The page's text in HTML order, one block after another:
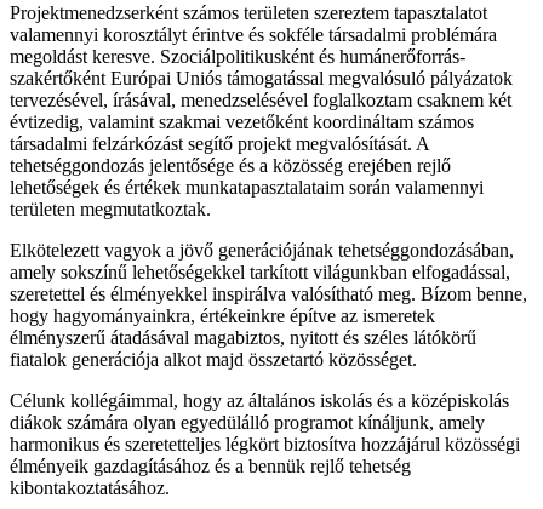
Projektmenedzserként számos területen szereztem tapasztalatot
valamennyi korosztályt érintve és sokféle társadalmi problémára
megoldást keresve. Szociálpolitikusként és humánerőforrás-
szakértőként Európai Uniós támogatással megvalósuló pályázatok
tervezésével, írásával, menedzselésével foglalkoztam csaknem két
évtizedig, valamint szakmai vezetőként koordináltam számos
társadalmi felzárkózást segítő projekt megvalósítását. A
tehetséggondozás jelentősége és a közösség erejében rejlő
lehetőségek és értékek munkatapasztalataim során valamennyi
területen megmutatkoztak.
Elkötelezett vagyok a jövő generációjának tehetséggondozásában,
amely sokszínű lehetőségekkel tarkított világunkban elfogadással,
szeretettel és élményekkel inspirálva valósítható meg. Bízom benne,
hogy hagyományainkra, értékeinkre építve az ismeretek
élményszerű átadásával magabiztos, nyitott és széles látókörű
fiatalok generációja alkot majd összetartó közösséget.
Célunk kollégáimmal, hogy az általános iskolás és a középiskolás
diákok számára olyan egyedülálló programot kínáljunk, amely
harmonikus és szeretetteljes légkört biztosítva hozzájárul közösségi
élményeik gazdagításához és a bennük rejlő tehetség
kibontakoztatásához.